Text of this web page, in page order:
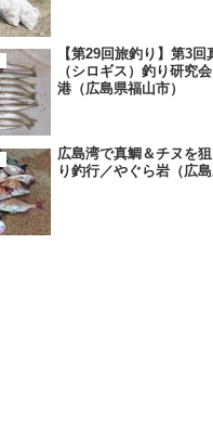
【第29回旅釣り】第3回
（シロギス）釣り研究
港（広島県福山市）
広島湾で真鯛＆チヌを
り釣行／やぐら岩（広島